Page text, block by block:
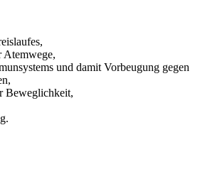
Atemwege,
und damit Vorbeugung gegen
Beweglichkeit,